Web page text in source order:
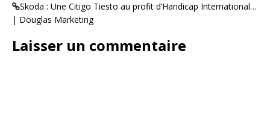
Skoda : Une Citigo Tiesto au profit d’Handicap International…
| Douglas Marketing
Laisser un commentaire